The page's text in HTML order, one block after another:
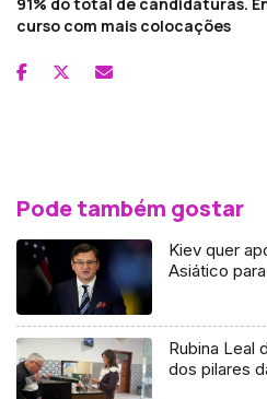
curso com mais colocações
Pode também gostar
Kiev quer
Asiático
Rubina Leal
dos pilares